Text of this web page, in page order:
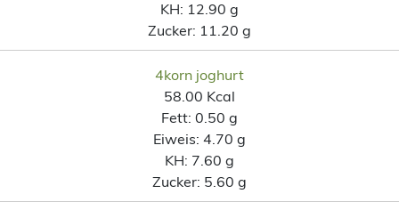
KH: 12.90 g
Zucker: 11.20 g
4korn joghurt
58.00 Kcal
Fett: 0.50 g
Eiweis: 4.70 g
KH: 7.60 g
Zucker: 5.60 g